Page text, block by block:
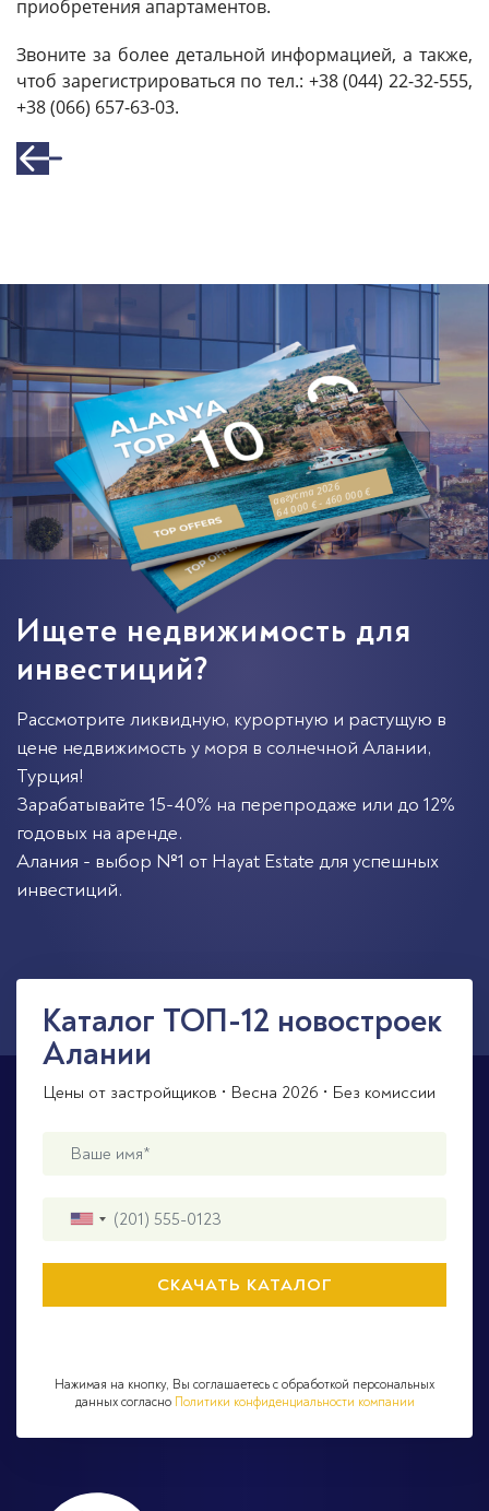
приобретения апартаментов.
Звоните за более детальной информацией, а также,
чтоб зарегистрироваться по тел.: +38 (044) 22-32-555,
+38 (066) 657-63-03.
августа 2026
64 000 € - 460 000 €
Ищете недвижимость для
инвестиций?
Рассмотрите ликвидную, курортную и растущую в
цене недвижимость у моря в солнечной Алании,
Турция!
Зарабатывайте 15-40% на перепродаже или до 12%
годовых на аренде.
Алания - выбор №1 от Hayat Estate для успешных
инвестиций.
Каталог ТОП-12 новостроек
Алании
Цены от застройщиков • Весна 2026 • Без комиссии
Нажимая на кнопку, Вы соглашаетесь с обработкой персональных
данных согласно Политики конфиденциальности компании